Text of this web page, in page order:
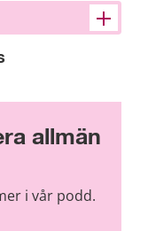
allmän
i vår podd.